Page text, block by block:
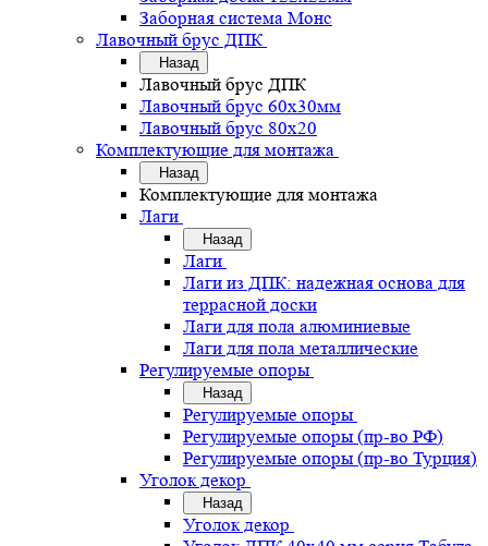
Заборная система Монс
Лавочный брус ДПК
Назад
Лавочный брус ДПК
Лавочный брус 60х30мм
Лавочный брус 80х20
Комплектующие для монтажа
Назад
Комплектующие для монтажа
Лаги
Назад
Лаги
Лаги из ДПК: надежная основа для
террасной доски
Лаги для пола алюминиевые
Лаги для пола металлические
Регулируемые опоры
Назад
Регулируемые опоры
Регулируемые опоры (пр-во РФ)
Регулируемые опоры (пр-во Турция)
Уголок декор
Назад
Уголок декор